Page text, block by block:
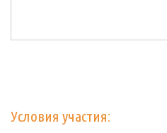
Условия участия: